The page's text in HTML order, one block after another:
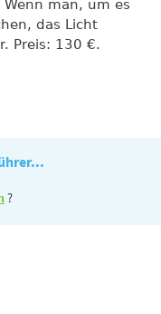
man, um es
das Licht
Preis: 130 €.
?